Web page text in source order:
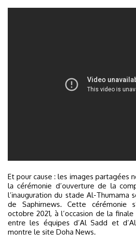
Et pour cause : les images partagées ne correspondent pas à
la cérémonie d’ouverture de la
l’inauguration du stade Al-Thumama
de Saphirnews. Cette cérémonie
octobre 2021, à l’occasion de la
entre les équipes d’Al Sadd et
montre le site Doha News.